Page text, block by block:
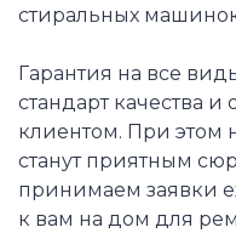
стиральных
Гарантия на все
стандарт качества и
клиентом. При этом
станут приятным
принимаем заявки
к вам на дом для